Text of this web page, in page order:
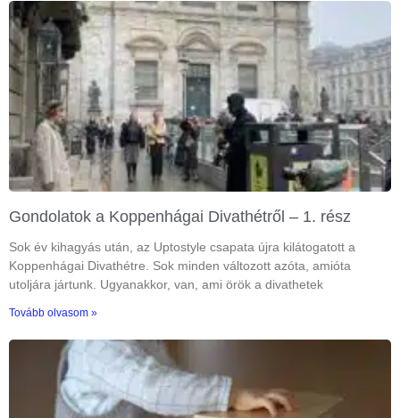
Gondolatok a Koppenhágai Divathétről – 1. rész
Sok év kihagyás után, az Uptostyle csapata újra kilátogatott a
Koppenhágai Divathétre. Sok minden változott azóta, amióta
utoljára jártunk. Ugyanakkor, van, ami örök a divathetek
Tovább olvasom »